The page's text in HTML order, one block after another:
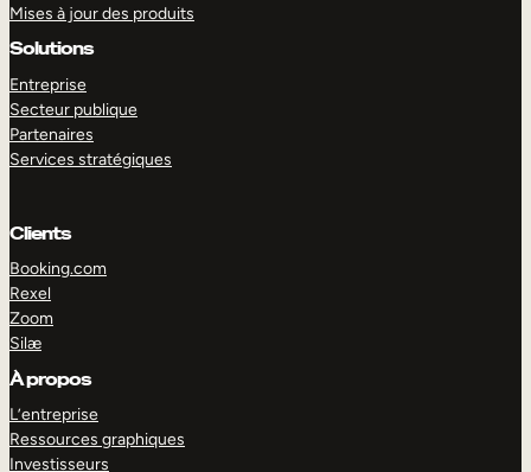
Mises à jour des produits
Solutions
Entreprise
Secteur publique
Partenaires
Services stratégiques
Clients
Booking.com
Rexel
Zoom
Silæ
À propos
L’entreprise
Ressources graphiques
Investisseurs